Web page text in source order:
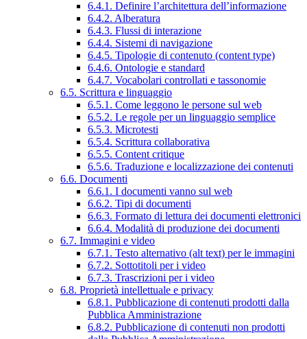
6.4.1. Definire l’architettura dell’informazione
6.4.2. Alberatura
6.4.3. Flussi di interazione
6.4.4. Sistemi di navigazione
6.4.5. Tipologie di contenuto (content type)
6.4.6. Ontologie e standard
6.4.7. Vocabolari controllati e tassonomie
6.5. Scrittura e linguaggio
6.5.1. Come leggono le persone sul web
6.5.2. Le regole per un linguaggio semplice
6.5.3. Microtesti
6.5.4. Scrittura collaborativa
6.5.5. Content critique
6.5.6. Traduzione e localizzazione dei contenuti
6.6. Documenti
6.6.1. I documenti vanno sul web
6.6.2. Tipi di documenti
6.6.3. Formato di lettura dei documenti elettronici
6.6.4. Modalità di produzione dei documenti
6.7. Immagini e video
6.7.1. Testo alternativo (alt text) per le immagini
6.7.2. Sottotitoli per i video
6.7.3. Trascrizioni per i video
6.8. Proprietà intellettuale e privacy
6.8.1. Pubblicazione di contenuti prodotti dalla
Pubblica Amministrazione
6.8.2. Pubblicazione di contenuti non prodotti